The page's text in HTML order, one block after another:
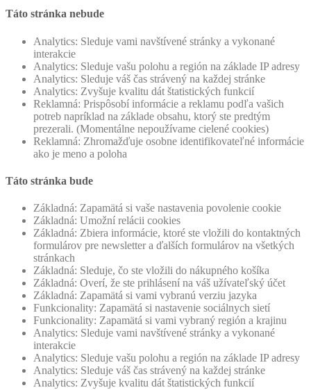
Táto stránka nebude
Analytics: Sleduje vami navštívené stránky a vykonané
interakcie
Analytics: Sleduje vašu polohu a región na základe IP adresy
Analytics: Sleduje váš čas strávený na každej stránke
Analytics: Zvyšuje kvalitu dát štatistických funkcií
Reklamná: Prispôsobí informácie a reklamu podľa vašich
potreb napríklad na základe obsahu, ktorý ste predtým
prezerali. (Momentálne nepoužívame cielené cookies)
Reklamná: Zhromažďuje osobne identifikovateľné informácie
ako je meno a poloha
Táto stránka bude
Základná: Zapamätá si vaše nastavenia povolenie cookie
Základná: Umožní relácii cookies
Základná: Zbiera informácie, ktoré ste vložili do kontaktných
formulárov pre newsletter a ďalších formulárov na všetkých
stránkach
Základná: Sleduje, čo ste vložili do nákupného košíka
Základná: Overí, že ste prihlásení na váš užívateľský účet
Základná: Zapamätá si vami vybranú verziu jazyka
Funkcionality: Zapamätá si nastavenie sociálnych sietí
Funkcionality: Zapamätá si vami vybraný región a krajinu
Analytics: Sleduje vami navštívené stránky a vykonané
interakcie
Analytics: Sleduje vašu polohu a región na základe IP adresy
Analytics: Sleduje váš čas strávený na každej stránke
Analytics: Zvyšuje kvalitu dát štatistických funkcií